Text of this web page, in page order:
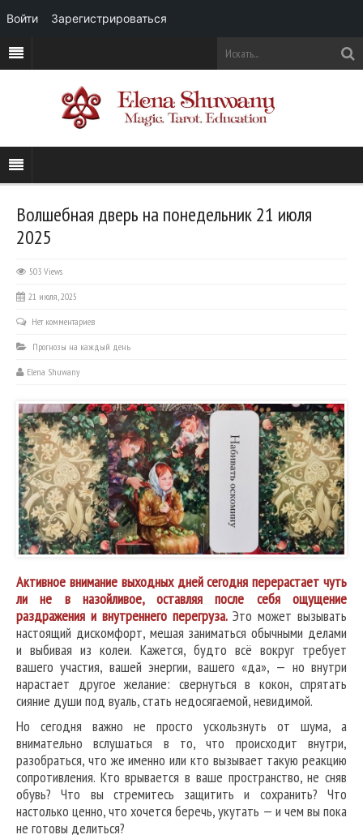
Волшебная дверь на понедельник 21 июля
2025
503 Views
21 июля, 2025
Нет комментариев
Прогнозы на каждый день
Elena Shuwany
Активное внимание выходных дней сегодня перерастает чуть
ли не в назойливое, оставляя после себя ощущение
раздражения и внутреннего перегруза. Это может вызывать
настоящий дискомфорт, мешая заниматься обычными делами
и выбивая из колеи. Кажется, будто всё вокруг требует
вашего участия, вашей энергии, вашего «да», — но внутри
нарастает другое желание: свернуться в кокон, спрятать
сияние души под вуаль, стать недосягаемой, невидимой.
Но сегодня важно не просто ускользнуть от шума, а
внимательно вслушаться в то, что происходит внутри,
разобраться, что же именно или кто вызывает такую реакцию
сопротивления. Кто врывается в ваше пространство, не сняв
обувь? Что вы стремитесь защитить и сохранить? Что
настолько ценно, что хочется беречь, укутать — и чем вы пока
не готовы делиться?
Войти Зарегистрироваться